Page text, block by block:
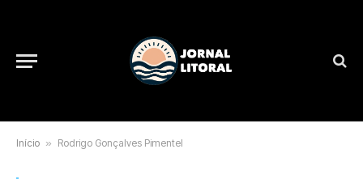
Início » Rodrigo Gonçalves Pimentel